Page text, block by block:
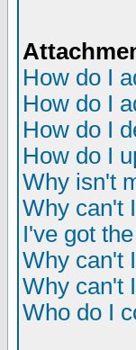
How do I
How do I
How do I
How do I
Why isn't
Why can't
I've got
Why can't
Why can't
Who do I